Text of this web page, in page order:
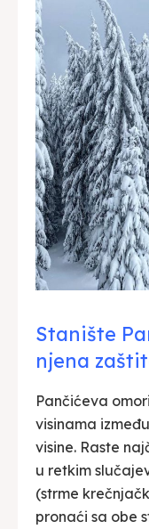
Stanište
njena
Pančićeva
visinama
visine. Raste
u retkim
(strme
pronaći sa obe